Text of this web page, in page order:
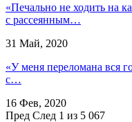
«Печально не ходить на
с рассеянным…
31 Май, 2020
«У меня переломана вся
с…
16 Фев, 2020
Пред След 1 из 5 067